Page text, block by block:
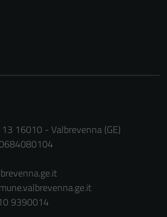
16010 - Valbrevenna (GE)
9390014
Tecnici
Questi cookie